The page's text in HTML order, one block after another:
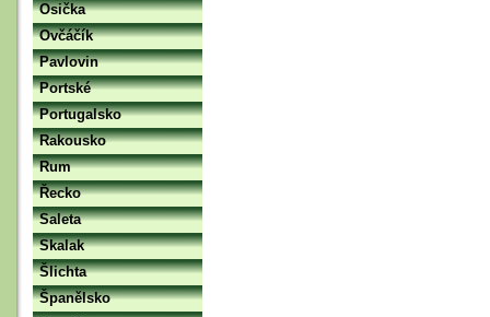
Osička
Ovčáčík
Pavlovin
Portské
Portugalsko
Rakousko
Rum
Řecko
Saleta
Skalak
Šlichta
Španělsko